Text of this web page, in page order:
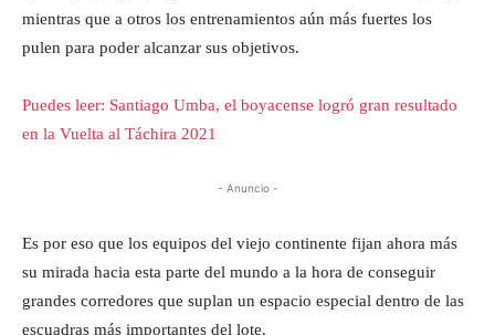
mientras que a otros los entrenamientos aún más fuertes los
pulen para poder alcanzar sus objetivos.
Puedes leer: Santiago Umba, el boyacense logró gran resultado
en la Vuelta al Táchira 2021
- Anuncio -
Es por eso que los equipos del viejo continente fijan ahora más
su mirada hacia esta parte del mundo a la hora de conseguir
grandes corredores que suplan un espacio especial dentro de las
escuadras más importantes del lote.